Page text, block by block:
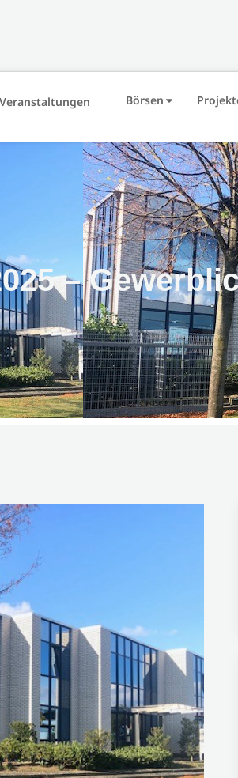
Veranstaltungen Börsen
–